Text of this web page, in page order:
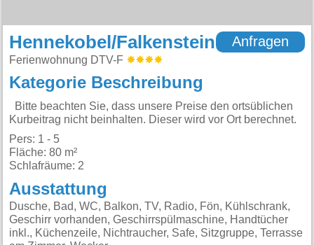
Hennekobel/Falkenstein
Ferienwohnung DTV-F
Anfragen
Kategorie Beschreibung
Bitte beachten Sie, dass unsere Preise den ortsüblichen
Kurbeitrag nicht beinhalten. Dieser wird vor Ort berechnet.
Pers: 1 - 5
Fläche: 80 m²
Schlafräume: 2
Ausstattung
Dusche, Bad, WC, Balkon, TV, Radio, Fön, Kühlschrank,
Geschirr vorhanden, Geschirrspülmaschine, Handtücher
inkl., Küchenzeile, Nichtraucher, Safe, Sitzgruppe, Terrasse